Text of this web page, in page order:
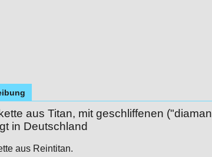
aus Titan, mit geschliffenen
in Deutschland
aus Reintitan.